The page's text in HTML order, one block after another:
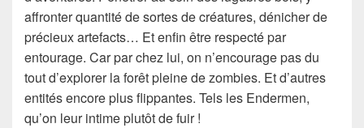
affronter quantité de sortes de créatures, dénicher de
précieux artefacts… Et enfin être respecté par
entourage. Car par chez lui, on n’encourage pas du
tout d’explorer la forêt pleine de zombies. Et d’autres
entités encore plus flippantes. Tels les Endermen,
qu’on leur intime plutôt de fuir !